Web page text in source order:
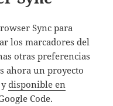
Sync para
los marcadores del
otras preferencias
ahora un proyecto
ydisponible en
Code.